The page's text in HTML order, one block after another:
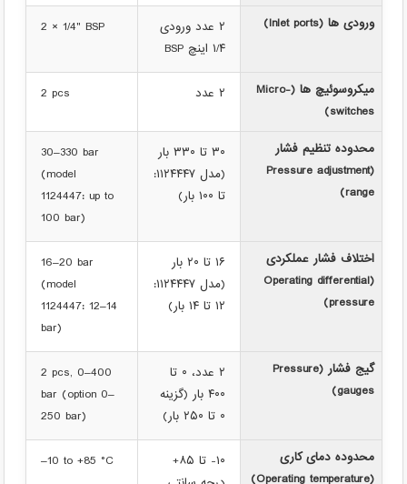
ورودی ها (Inlet ports)
۲ عدد ورودی
۱/۴ اینچ BSP
2 × 1/4" BSP
میکروسوئیچ ها (Micro-
switches)
۲ عدد 2 pcs
محدوده تنظیم فشار
(Pressure adjustment
range)
۳۰ تا ۳۳۰ بار
(مدل ۱۱۲۴۴۴۷:
تا ۱۰۰ بار)
30–330 bar
(model
1124447: up to
100 bar)
اختلاف فشار عملکردی
(Operating differential
pressure)
۱۶ تا ۲۰ بار
(مدل ۱۱۲۴۴۴۷:
۱۲ تا ۱۴ بار)
16–20 bar
(model
1124447: 12–14
bar)
گیج فشار (Pressure
gauges)
۲ عدد، ۰ تا
۴۰۰ بار (گزینه
۰ تا ۲۵۰ بار)
2 pcs, 0–400
bar (option 0–
250 bar)
محدوده دمای کاری
۱۰- تا ۸۵+
–10 to +85 °C